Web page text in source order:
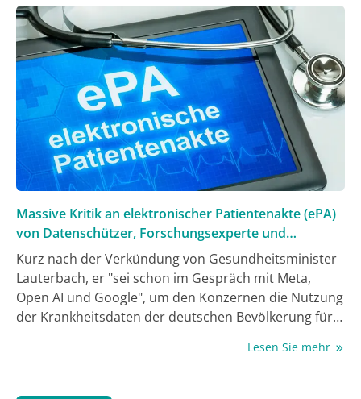
Orientierungsmarke für die Kassen für 2025 auf 2,5%
festgelegt worden – das sind 0,8%punkte mehr als
2024.
Massive Kritik an elektronischer Patientenakte (ePA)
von Datenschützer, Forschungsexperte und
Ärzteschaft
Kurz nach der Verkündung von Gesundheitsminister
Lauterbach, er "sei schon im Gespräch mit Meta,
Open AI und Google", um den Konzernen die Nutzung
der Krankheitsdaten der deutschen Bevölkerung für
Ende November in Berlin der Jahreskongress der
hören waren.
Lesen Sie mehr